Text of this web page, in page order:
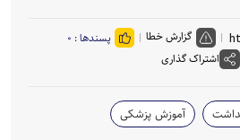
گزارش خطا پسندها : ۰
اشتراک گذاری
آموزش پزشکی